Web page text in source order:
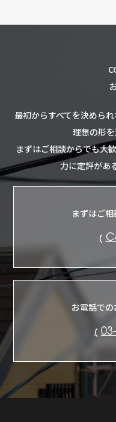
最初からすべてを決められ
理想の形を
まずはご相談からでも大歓
力に定評があ
まずはご
お電話で